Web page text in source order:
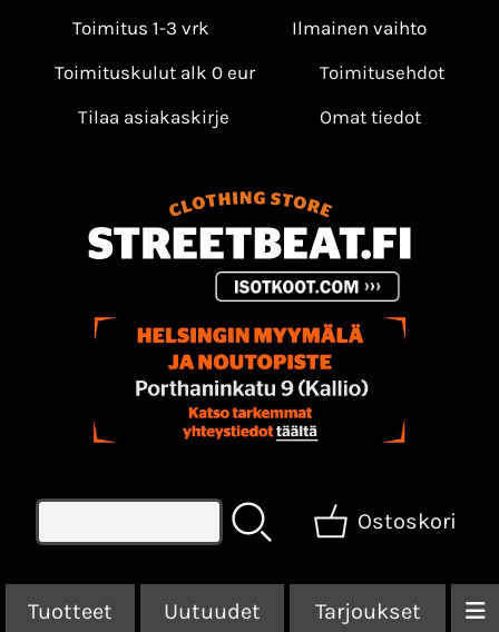
Toimitus 1-3 vrk
Ilmainen vaihto
Toimituskulut alk 0 eur
Toimitusehdot
Tilaa asiakaskirje
Omat tiedot
Ostoskori
Tuotteet Uutuudet Tarjoukset